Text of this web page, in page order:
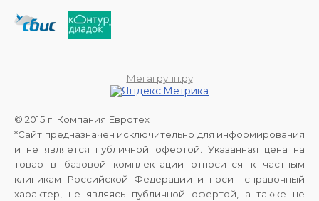
Мегагрупп.ру
© 2015 г. Компания Евротех
*Сайт предназначен исключительно для информирования
и не является публичной офертой. Указанная цена на
товар в базовой комплектации относится к частным
клиникам Российской Федерации и носит справочный
характер, не являясь публичной офертой, а также не